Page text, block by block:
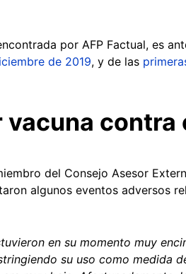
por AFP Factual, es
de 2019, y de las
vacuna contra
del Consejo Asesor
algunos eventos adversos
en su momento muy
su uso como medida